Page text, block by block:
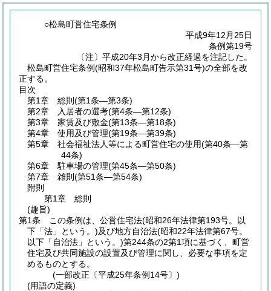
○松島町営住宅条例
平成9年12月25日
条例第19号
〔注〕平成20年3月から改正経過を注記した。
松島町営住宅条例(昭和37年松島町告示第31号)の全部を改
正する。
目次
第1章
総則 (第1条―第3条)
第2章
入居者の選考(第4条―第12条)
第3章
家賃及び敷金(第13条―第18条)
第4章
使用及び管理(第19条―第39条)
第5章
社会福祉法人等による町営住宅の使用(第40条―第
44条)
第6章
駐車場の管理(第45条―第50条)
第7章
雑則 (第51条―第54条)
附則
第1章
総則
(趣旨)
第1条
この条例は、公営住宅法(昭和26年法律第193号。以
下「法」という。)及び地方自治法(昭和22年法律第67号。
以下「自治法」という。)第244条の2第1項に基づく、町営
住宅及び共同施設の設置及び管理に関し、必要な事項を定
めるものとする。
(一部改正〔平成25年条例14号〕)
(用語の定義)